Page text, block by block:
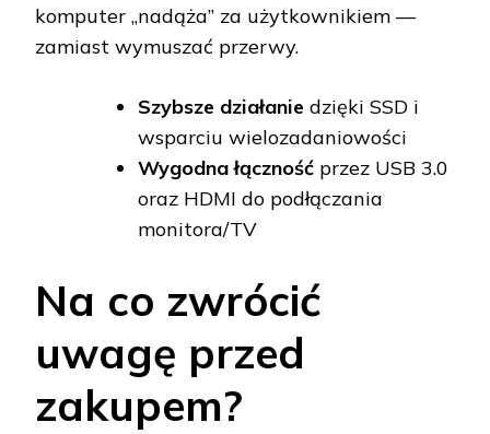
komputer „nadąża” za użytkownikiem —
zamiast wymuszać przerwy.
Szybsze działanie dzięki SSD i
wsparciu wielozadaniowości
Wygodna łączność przez USB 3.0
oraz HDMI do podłączania
monitora/TV
Na co zwrócić
uwagę przed
zakupem?